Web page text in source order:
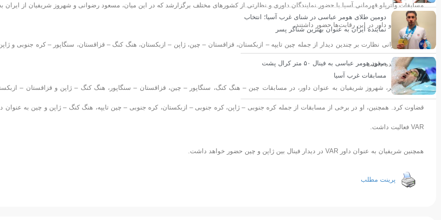
مسابقات واترپلو قهرمانی آسیا با حضور نمایندگان داوری و نظارتی از کشورهای مختلف برگزارشد که در این میان، مسعود رضوانی و شهروز شریفیان از ایران
عنوان ناظر و داور در این رقابت‌ها حضور داشتند.
مسعود رضوانی نظارت بر چندین دیدار از جمله چین تایپه – ازبکستان، قزاقستان – چین، ژاپن – ازبکستان، هنگ کنگ – قزاقستان، سنگاپور – کره جنوبی و
چین را برعهده داشت.
از سوی دیگر، شهروز شریفیان به عنوان داور، در مسابقات چین – هنگ کنگ، سنگاپور – چین، قزاقستان – سنگاپور، هنگ کنگ – ژاپن و قزاقستان –
قضاوت کرد. همچنین، او در برخی از مسابقات از جمله کره جنوبی – ژاپن، کره جنوبی – ازبکستان، کره جنوبی – چین تایپه، هنگ کنگ – ژاپن و چین به عنوان
VAR فعالیت داشت.
همچنین شریفیان به عنوان داور VAR در دیدار فینال بین ژاپن و چین حضور خواهد داشت.
پرینت مطلب
دومین طلای هومر عباسی در شنای غرب آسیا؛ انتخاب
نماینده ایران به عنوان بهترین شناگر پسر
صعود هومر عباسی به فینال ۵۰ متر کرال پشت
مسابقات غرب آسیا